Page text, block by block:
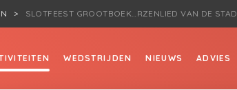
SLOTFEEST GROOTBOEK…RZENLIED VAN DE STAD
WEDSTRIJDEN NIEUWS ADVIES